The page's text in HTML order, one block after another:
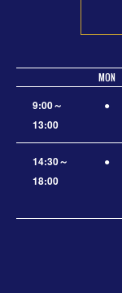
MON
9:00～
13:00
●
14:30～
18:00
●